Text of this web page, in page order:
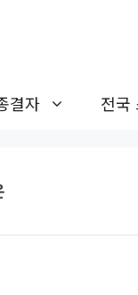
결자 전국